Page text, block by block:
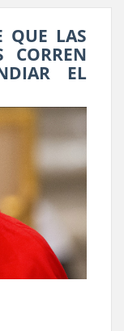
QUE LAS
CORREN
EL